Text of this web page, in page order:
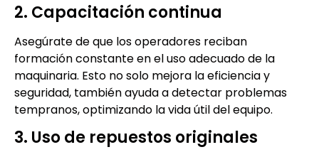
2. Capacitación continua
Asegúrate de que los operadores reciban
formación constante en el uso adecuado de la
maquinaria. Esto no solo mejora la eficiencia y
seguridad, también ayuda a detectar problemas
tempranos, optimizando la vida útil del equipo.
3. Uso de repuestos originales